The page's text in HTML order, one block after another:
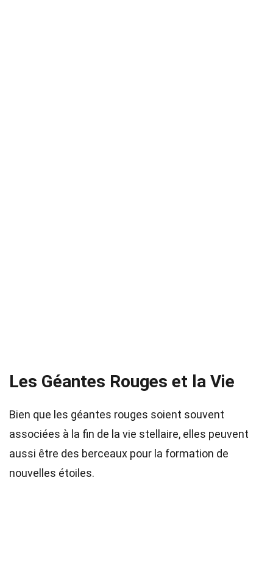
Les Géantes Rouges et la Vie
Bien que les géantes rouges soient souvent
associées à la fin de la vie stellaire, elles peuvent
aussi être des berceaux pour la formation de
nouvelles étoiles.